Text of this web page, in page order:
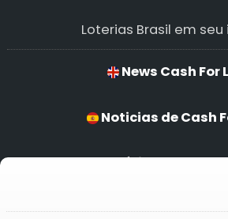
Loterias Brasil em
News Cash For
Noticias de Cash
Notícias de Cash
Cash For Life